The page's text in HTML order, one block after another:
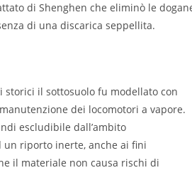
di Shenghen che eliminò le
di una discarica seppellita.
il sottosuolo fu modellato con
dei locomotori a vapore.
escludibile dall’ambito
un riporto inerte, anche ai fini
il materiale non causa rischi di